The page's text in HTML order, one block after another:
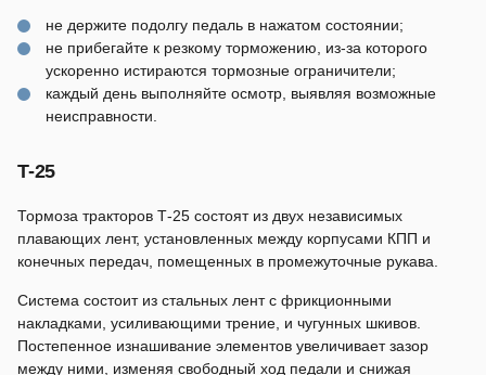
не держите подолгу педаль в нажатом состоянии;
не прибегайте к резкому торможению, из-за которого
ускоренно истираются тормозные ограничители;
каждый день выполняйте осмотр, выявляя возможные
неисправности.
T-25
Тормоза тракторов Т-25 состоят из двух независимых
плавающих лент, установленных между корпусами КПП и
конечных передач, помещенных в промежуточные рукава.
Система состоит из стальных лент с фрикционными
накладками, усиливающими трение, и чугунных шкивов.
Постепенное изнашивание элементов увеличивает зазор
между ними, изменяя свободный ход педали и снижая